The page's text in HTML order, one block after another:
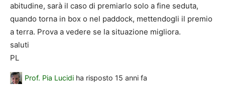
abitudine, sarà il caso di premiarlo solo a fine seduta,
quando torna in box o nel paddock, mettendogli il premio
a terra. Prova a vedere se la situazione migliora.
saluti
PL
Prof. Pia Lucidi ha risposto 15 anni fa